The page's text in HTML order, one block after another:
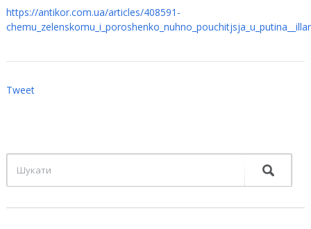
https://antikor.com.ua/articles/408591-
Tweet